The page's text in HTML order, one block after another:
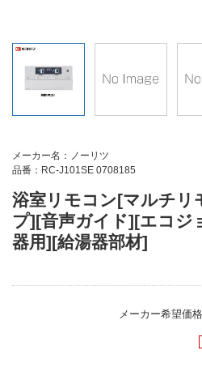
メーカー名：ノーリツ
品番：RC-J101SE 0708185
浴室リモコン[マルチリ
プ][音声ガイド][エコジ
器用][給湯器部材]
メーカー希望価